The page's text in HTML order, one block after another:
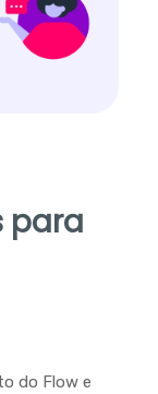
para
do Flow e